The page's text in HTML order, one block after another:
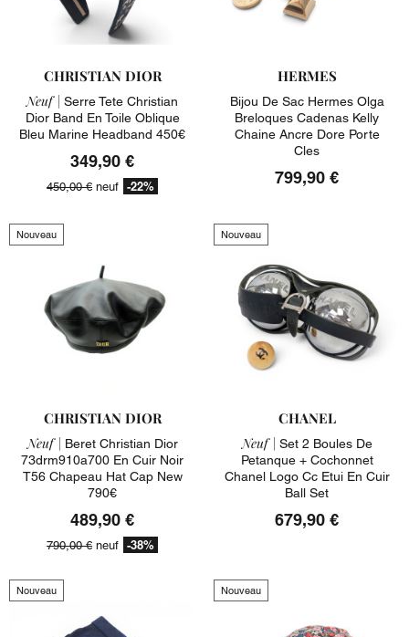
CHRISTIAN DIOR
Neuf | Serre Tete Christian
Dior Band En Toile Oblique
Bleu Marine Headband 450€
349,90 €
450,00 € neuf -22%
HERMES
Bijou De Sac Hermes Olga
Breloques Cadenas Kelly
Chaine Ancre Dore Porte
Cles
799,90 €
Nouveau
CHRISTIAN DIOR
Neuf | Beret Christian Dior
73drm910a700 En Cuir Noir
T56 Chapeau Hat Cap New
790€
489,90 €
790,00 € neuf -38%
Nouveau
CHANEL
Neuf | Set 2 Boules De
Petanque + Cochonnet
Chanel Logo Cc Etui En Cuir
Ball Set
679,90 €
Nouveau Nouveau